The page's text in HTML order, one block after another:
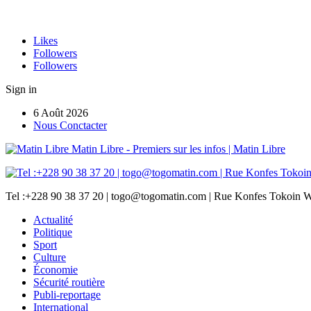
Likes
Followers
Followers
Sign in
6 Août 2026
Nous Conctacter
Matin Libre - Premiers sur les infos | Matin Libre
Tel :+228 90 38 37 20 | togo@togomatin.com | Rue Konfes Tokoin
Actualité
Politique
Sport
Culture
Économie
Sécurité routière
Publi-reportage
International